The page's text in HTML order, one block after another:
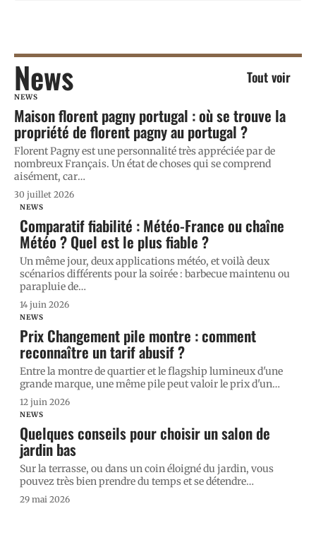
News Tout voir
NEWS
Maison florent pagny portugal : où se trouve la
propriété de florent pagny au portugal ?
Florent Pagny est une personnalité très appréciée par de
nombreux Français. Un état de choses qui se comprend
aisément, car…
30 juillet 2026
NEWS
Comparatif fiabilité : Météo-France ou chaîne
Météo ? Quel est le plus fiable ?
Un même jour, deux applications météo, et voilà deux
scénarios différents pour la soirée : barbecue maintenu ou
parapluie de…
14 juin 2026
NEWS
Prix Changement pile montre : comment
reconnaître un tarif abusif ?
Entre la montre de quartier et le flagship lumineux d'une
grande marque, une même pile peut valoir le prix d'un…
12 juin 2026
NEWS
Quelques conseils pour choisir un salon de
jardin bas
Sur la terrasse, ou dans un coin éloigné du jardin, vous
pouvez très bien prendre du temps et se détendre…
29 mai 2026